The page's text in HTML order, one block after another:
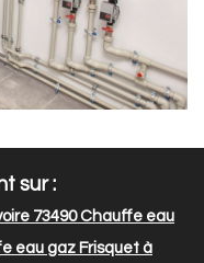
sur :
73490Chauffe eau
eau gaz Frisquet à